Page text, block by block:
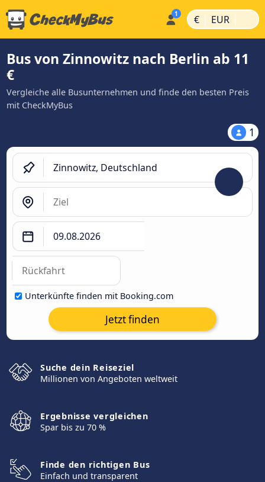
€ | EUR |
Bus von Zinnowitz nach Berlin ab 11
€
Vergleiche alle Busunternehmen und finde den besten Preis
mit CheckMyBus
1
Unterkünfte finden mit Booking.com
Jetzt finden
Suche dein Reiseziel
Millionen von Angeboten weltweit
Ergebnisse vergleichen
Spar bis zu 70 %
Finde den richtigen Bus
Einfach und transparent